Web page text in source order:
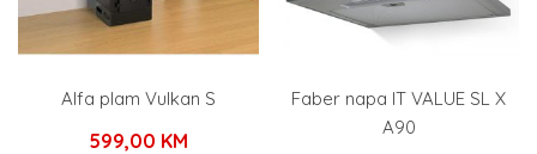
Alfa plam Vulkan S
599,00 KM
Faber napa IT VALUE SL X
A90